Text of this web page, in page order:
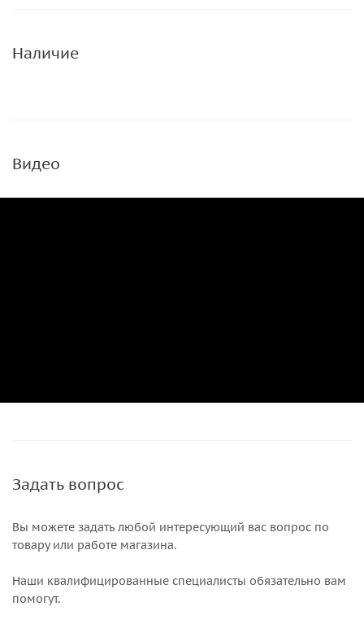
Наличие
Видео
Задать вопрос
Вы можете задать любой интересующий вас вопрос по
товару или работе магазина.
Наши квалифицированные специалисты обязательно вам
помогут.